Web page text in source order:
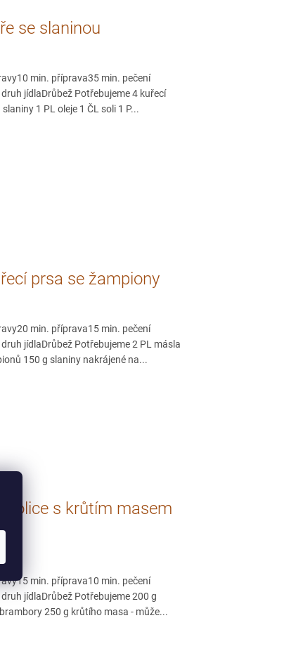
se slaninou
min. příprava35 min. pečení
jídlaDrůbež Potřebujeme 4 kuřecí
1 PL oleje 1 ČL soli 1 P...
prsa se žampiony
min. příprava15 min. pečení
jídlaDrůbež Potřebujeme 2 PL másla
150 g slaniny nakrájené na...
s krůtím masem
min. příprava10 min. pečení
jídlaDrůbež Potřebujeme 200 g
250 g krůtího masa - může...